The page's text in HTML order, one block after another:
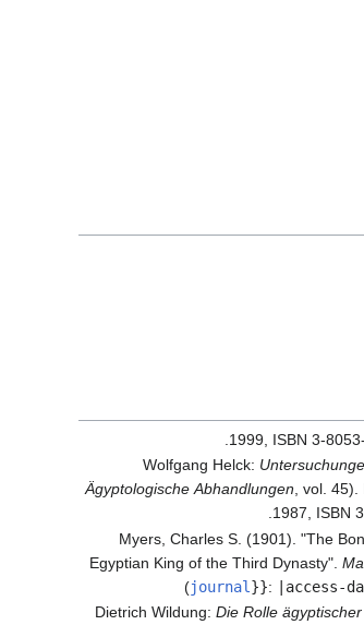
1999, ISBN 3-
Wolfgang Helck:
Ägyptologische Abhandlungen , vol.
1987, ISBN
Myers, Charles S. (1901). "The
Egyptian King of the Third Dynasty".
journal }}: |access-
)
Dietrich Wildung:Die Rolle